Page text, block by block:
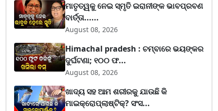
ମାତୃତ୍ୱକୁ ନେଇ ସ୍ମୃତି ଇରାନୀଙ୍କ ଭାବପ୍ରବଣ
ବାର୍ତ୍ତା......
August 08, 2026
Himachal pradesh : ଚମ୍ବାରେ ଭୟଙ୍କର
ଦୁର୍ଘଟଣା; ୧୦୦ ଫ...
August 08, 2026
ଖାଦ୍ୟ ସହ ଆମ ଶରୀରକୁ ଯାଉଛି କି
ମାଇକ୍ରୋପ୍ଲାଷ୍ଟିକ୍? ସଂସ...